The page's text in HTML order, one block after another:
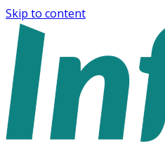
Skip to content